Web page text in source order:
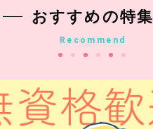
おすすめの特集
Recommend